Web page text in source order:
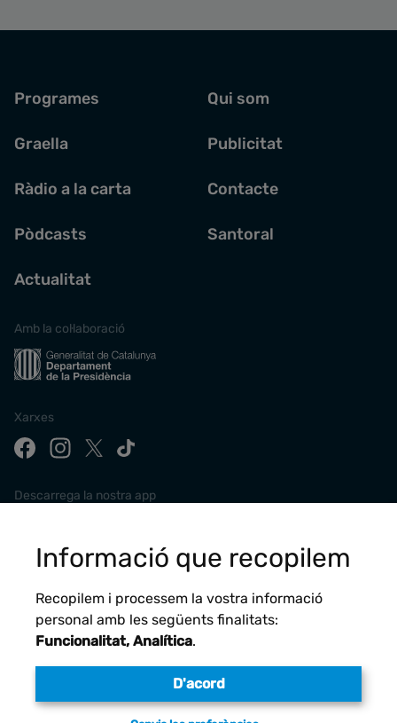
Programes
Graella
Ràdio a la carta
Pòdcasts
Actualitat
Qui som
Publicitat
Contacte
Santoral
Amb la col·laboració
Xarxes
Descarrega la nostra app
Avís legal
Informació que recopilem
Recopilem i processem la vostra informació
personal amb les següents finalitats:
Funcionalitat, Analítica.
D'acord